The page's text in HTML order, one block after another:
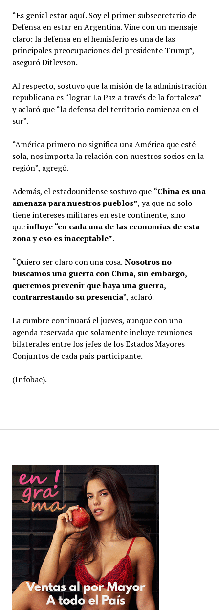
“Es genial estar aquí. Soy el primer subsecretario de
Defensa en estar en Argentina. Vine con un mensaje
claro: la defensa en el hemisferio es una de las
principales preocupaciones del presidente Trump”,
aseguró Ditlevson.
Al respecto, sostuvo que la misión de la administración
republicana es “lograr La Paz a través de la fortaleza”
y aclaró que “la defensa del territorio comienza en el
sur”.
“América primero no significa una América que esté
sola, nos importa la relación con nuestros socios en la
región”, agregó.
Además, el estadounidense sostuvo que “China es una
amenaza para nuestros pueblos”, ya que no solo
tiene intereses militares en este continente, sino
queinfluye “en cada una de las economías de esta
zona y eso es inaceptable”.
“Quiero ser claro con una cosa. Nosotros no
buscamos una guerra con China, sin embargo,
queremos prevenir que haya una guerra,
contrarrestando su presencia”, aclaró.
La cumbre continuará el jueves, aunque con una
agenda reservada que solamente incluye reuniones
bilaterales entre los jefes de los Estados Mayores
Conjuntos de cada país participante.
(Infobae).